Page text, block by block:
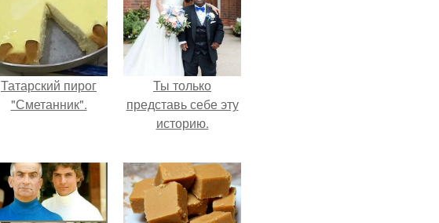
Татарский пирог
"Сметанник".
Ты только
представь себе эту
историю.